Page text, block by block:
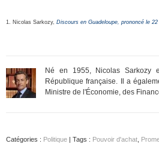
1. Nicolas Sarkozy, Discours en Guadeloupe, prononcé le
Né en 1955, Nicolas Sarkozy
République française. Il a
Ministre de l'Économie, des
Catégories : Politique | Tags : Pouvoir d'achat